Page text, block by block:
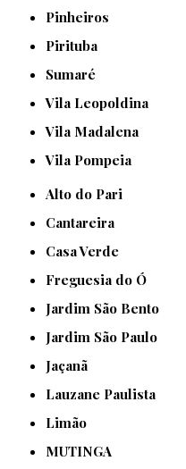
Pinheiros
Pirituba
Sumaré
Vila Leopoldina
Vila Madalena
Vila Pompeia
Alto do Pari
Cantareira
Casa Verde
Freguesia do Ó
Jardim São Bento
Jardim São Paulo
Jaçanã
Lauzane Paulista
Limão
MUTINGA